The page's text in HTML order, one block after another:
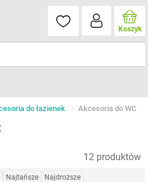
Koszyk
do łazienek Akcesoria do WC
12 produktów
Najtańsze Najdroższe